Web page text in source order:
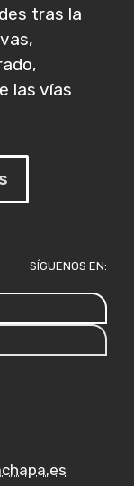
tras la
las vías
SÍGUENOS EN: